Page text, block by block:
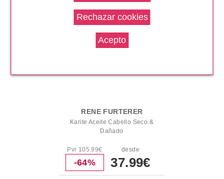
RENE FURTERER
Karite Aceite Cabello Seco &
Dañado
Pvr 105.99€
-64%
desde
37.99€